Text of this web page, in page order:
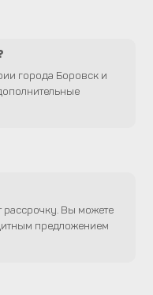
города Боровск и
рассрочку. Вы можете
предложением